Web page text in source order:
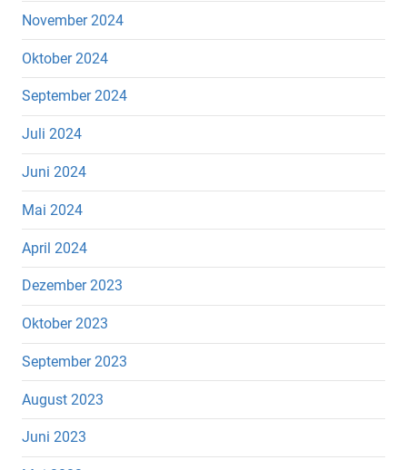
November 2024
Oktober 2024
September 2024
Juli 2024
Juni 2024
Mai 2024
April 2024
Dezember 2023
Oktober 2023
September 2023
August 2023
Juni 2023